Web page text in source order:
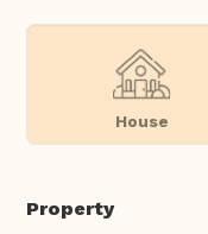
House
Property